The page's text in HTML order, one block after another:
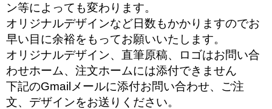
ン等によっても変わります。
オリジナルデザインなど日数もかかりますのでお
早い目に余裕をもってお願いいたします。
オリジナルデザイン、直筆原稿、ロゴはお問い合
わせホーム、注文ホームには添付できません
下記のGmailメールに添付お問い合わせ、ご注
文、デザインをお送りください。